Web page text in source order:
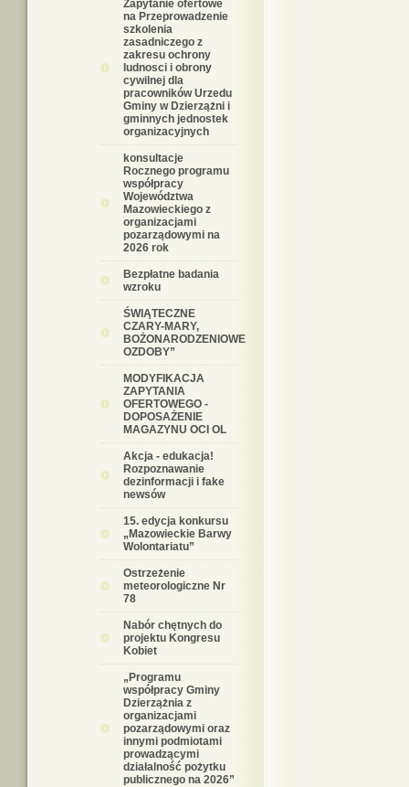
Zapytanie ofertowe
na Przeprowadzenie
szkolenia
zasadniczego z
zakresu ochrony
ludnosci i obrony
cywilnej dla
pracowników Urzedu
Gminy w Dzierzążni i
gminnych jednostek
organizacyjnych
konsultacje
Rocznego programu
współpracy
Województwa
Mazowieckiego z
organizacjami
pozarządowymi na
2026 rok
Bezpłatne badania
wzroku
ŚWIĄTECZNE
CZARY-MARY,
BOŻONARODZENIOWE
OZDOBY”
MODYFIKACJA
ZAPYTANIA
OFERTOWEGO -
DOPOSAŻENIE
MAGAZYNU OCI OL
Akcja - edukacja!
Rozpoznawanie
dezinformacji i fake
newsów
15. edycja konkursu
„Mazowieckie Barwy
Wolontariatu”
Ostrzeżenie
meteorologiczne Nr
78
Nabór chętnych do
projektu Kongresu
Kobiet
„Programu
współpracy Gminy
Dzierzążnia z
organizacjami
pozarządowymi oraz
innymi podmiotami
prowadzącymi
działalność pożytku
publicznego na 2026”